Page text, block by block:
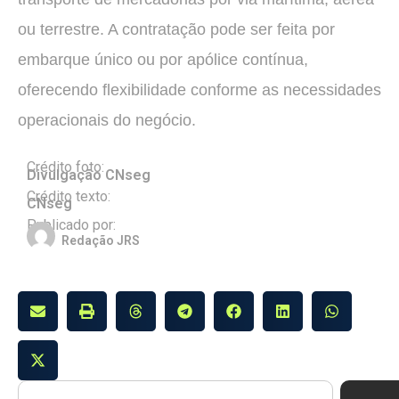
ou terrestre. A contratação pode ser feita por
embarque único ou por apólice contínua,
oferecendo flexibilidade conforme as necessidades
operacionais do negócio.
Crédito foto:
Divulgação CNseg
Crédito texto:
CNseg
Publicado por:
Redação JRS